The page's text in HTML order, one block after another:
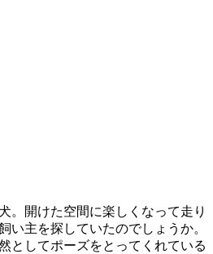
。開けた空間に楽しくなって走り
い主を探していたのでしょうか。
としてポーズをとってくれている